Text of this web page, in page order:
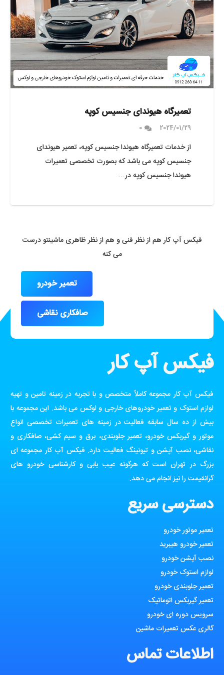
تعمیرگاه هیوندای جنسیس کوپه
2024/01/29
0
از خدمات تعمیرگاه هیوندا جنسیس کوپه، تعمیر هیوندای
جنسیس کوپه می باشد که بصورت تخصصی تعمیرات
هیوندا جنسیس کوپه در…
فیکس آپ کار هم از نظر فنی و هم از نظر ظاهری ماشینتو درست
می کنه
تعمیر خودرو
صافکاری نقاشی
فیکس آپ کار
فیکس آپ کار مجموعه کاملاً متخصص و با تجربه در زمینه تامین و تهیه
لوازم استوک و تعمیر خودروهای خارجی و لوکس می باشد. این مجموعه با
بیش از ده سال سابقه فعالیت در زمینه های تعمیرات تخصصی انواع
موتور و گیربکس خودرو، تعمیر جلوبندی، برق و سیم کشی، صافکاری و
نقاشی، نصب آپشن و تیونینگ فعالیت دارد. فیکس آپ کار مجموعه ای
بزرگ در تهران است که هرگونه عیب یابی و کارشناسی خودرو های
گرانقیمت را نیز انجام می دهد.
دسترسی سریع
تعمیر موتور خودرو
تعمیر خودرو هیبرید
نصب آپشن خودرو
لوازم استوک خودرو
تعمیر جلوبندی خودرو
تعمیر گیربکس اتوماتیک
سرویس دوره ای خودرو
گالری عکس تعمیرات ماشین
اطلاعات تماس